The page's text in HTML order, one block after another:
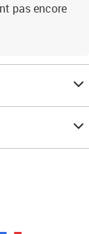
pas encore